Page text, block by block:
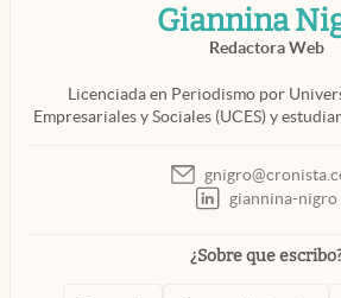
InfotechnologyGiannina
Redactora Web
Licenciada en Periodismo por
Empresariales y Sociales (UCES) y
abre en nueva
giannina-nigro
abre en nueva
¿Sobre que